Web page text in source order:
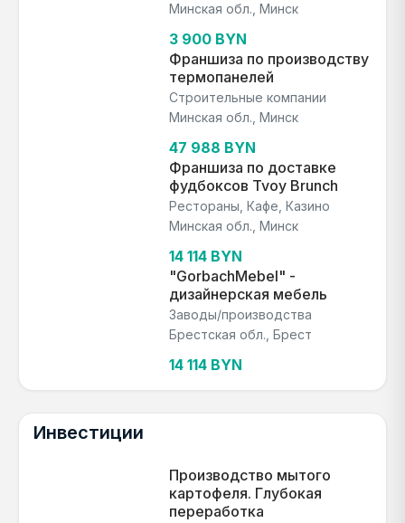
Минская обл., Минск
3 900 BYN
Франшиза по производству
термопанелей
Строительные компании
Минская обл., Минск
47 988 BYN
Франшиза по доставке
фудбоксов Tvoy Brunch
Рестораны, Кафе, Казино
Минская обл., Минск
14 114 BYN
"GorbachMebel" -
дизайнерская мебель
Заводы/производства
Брестская обл., Брест
14 114 BYN
Инвестиции
Производство мытого
картофеля. Глубокая
переработка